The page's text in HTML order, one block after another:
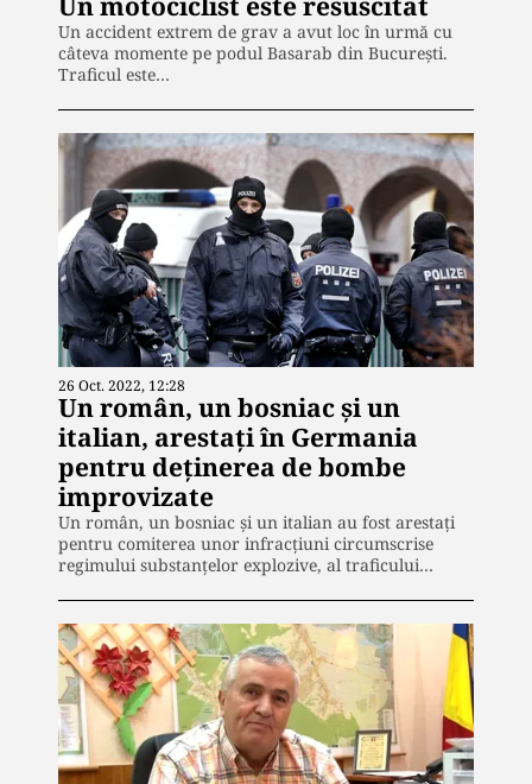
Un accident extrem de grav a avut loc în urmă cu
câteva momente pe podul Basarab din București.
Traficul este…
26 Oct. 2022, 12:28
Un român, un bosniac și un
italian, arestați în Germania
pentru deținerea de bombe
improvizate
Un român, un bosniac și un italian au fost arestați
pentru comiterea unor infracțiuni circumscrise
regimului substanţelor explozive, al traficului…